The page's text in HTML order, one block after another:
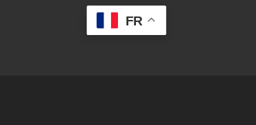
FR